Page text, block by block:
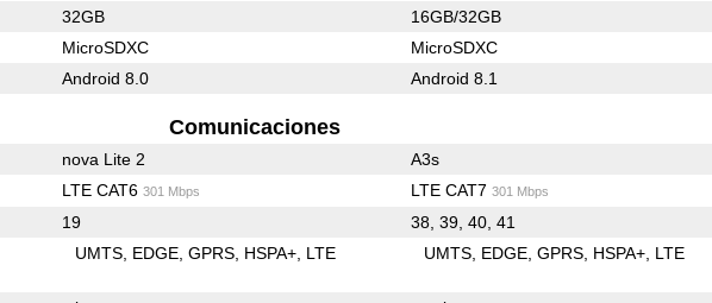
32GB 16GB/32GB
MicroSDXC MicroSDXC
Android 8.0 Android 8.1
Comunicaciones
nova Lite 2 A3s
LTE CAT6 301 Mbps LTE CAT7 301 Mbps
19 38, 39, 40, 41
UMTS EDGE GPRS HSPA+ LTE UMTS EDGE GPRS HSPA+ LTE